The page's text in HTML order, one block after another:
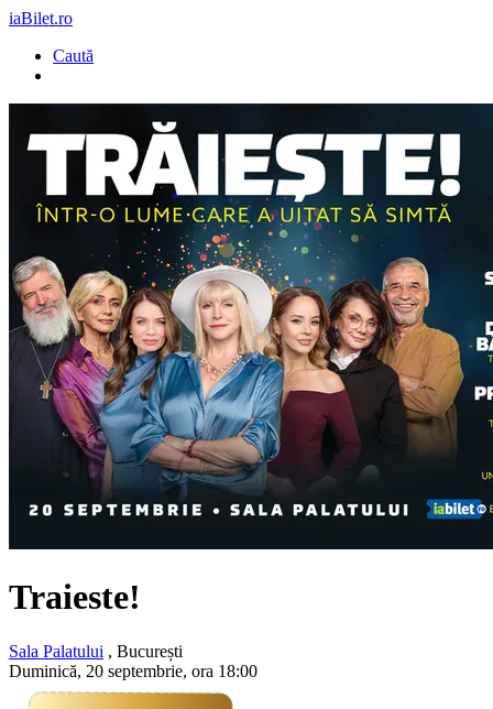
iaBilet.ro
Caută
Traieste!
Sala Palatului , București
Duminică, 20 septembrie, ora 18:00